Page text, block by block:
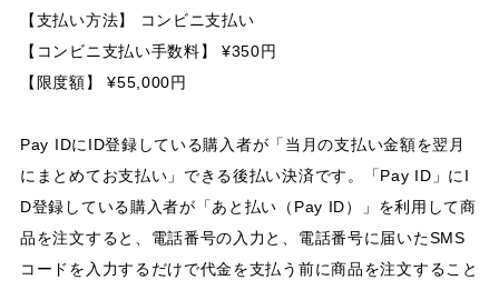
【支払い方法】 コンビニ支払い
【コンビニ支払い手数料】 ¥350円
【限度額】 ¥55,000円
Pay IDにID登録している購入者が「当月の支払い金額を翌月
にまとめてお支払い」できる後払い決済です。「Pay ID」にI
D登録している購入者が「あと払い（Pay ID）」を利用して商
品を注文すると、電話番号の入力と、電話番号に届いたSMS
コードを入力するだけで代金を支払う前に商品を注文すること